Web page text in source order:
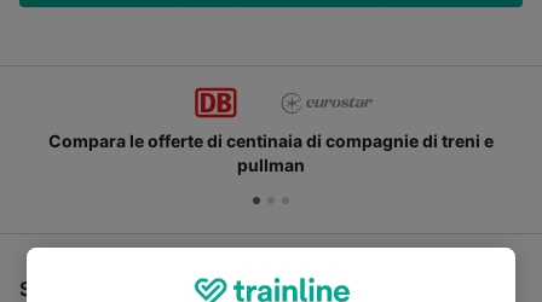
Compara le offerte di centinaia di compagnie di treni e
pullman
Se stai cercando un pullman per viaggiare da